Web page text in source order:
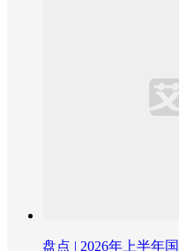
盘点 | 2026年上半年